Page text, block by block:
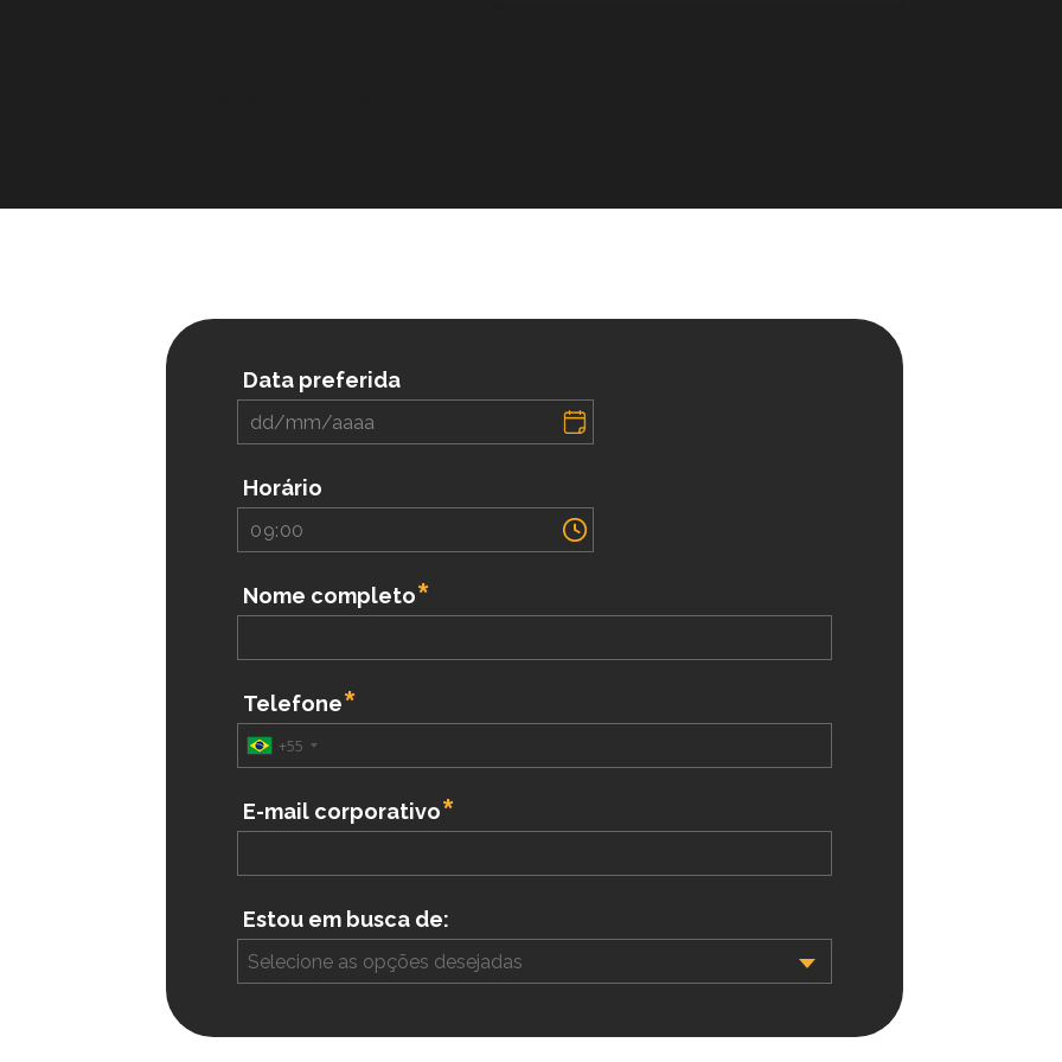
Data preferida
Horário
Nome completo
Telefone
+55
E-mail corporativo
Estou em busca de:
Selecione as opções desejadas